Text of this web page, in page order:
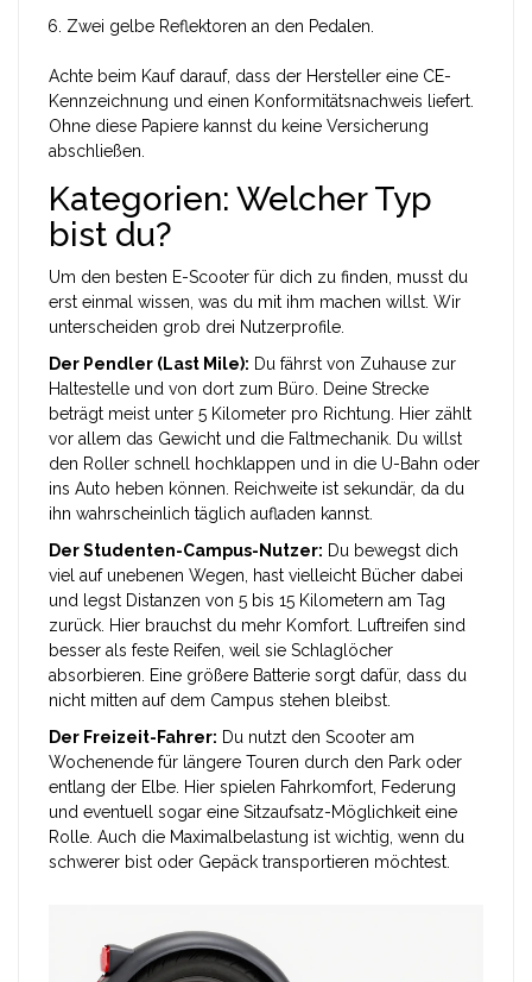
Zwei gelbe Reflektoren an den Pedalen.
Achte beim Kauf darauf, dass der Hersteller eine CE-
Kennzeichnung und einen Konformitätsnachweis liefert.
Ohne diese Papiere kannst du keine Versicherung
abschließen.
Kategorien: Welcher Typ
bist du?
Um den besten E-Scooter für dich zu finden, musst du
erst einmal wissen, was du mit ihm machen willst. Wir
unterscheiden grob drei Nutzerprofile.
Der Pendler (Last Mile): Du fährst von Zuhause zur
Haltestelle und von dort zum Büro. Deine Strecke
beträgt meist unter 5 Kilometer pro Richtung. Hier zählt
vor allem das Gewicht und die Faltmechanik. Du willst
den Roller schnell hochklappen und in die U-Bahn oder
ins Auto heben können. Reichweite ist sekundär, da du
ihn wahrscheinlich täglich aufladen kannst.
Der Studenten-Campus-Nutzer: Du bewegst dich
viel auf unebenen Wegen, hast vielleicht Bücher dabei
und legst Distanzen von 5 bis 15 Kilometern am Tag
zurück. Hier brauchst du mehr Komfort. Luftreifen sind
besser als feste Reifen, weil sie Schlaglöcher
absorbieren. Eine größere Batterie sorgt dafür, dass du
nicht mitten auf dem Campus stehen bleibst.
Der Freizeit-Fahrer: Du nutzt den Scooter am
Wochenende für längere Touren durch den Park oder
entlang der Elbe. Hier spielen Fahrkomfort, Federung
und eventuell sogar eine Sitzaufsatz-Möglichkeit eine
Rolle. Auch die Maximalbelastung ist wichtig, wenn du
schwerer bist oder Gepäck transportieren möchtest.